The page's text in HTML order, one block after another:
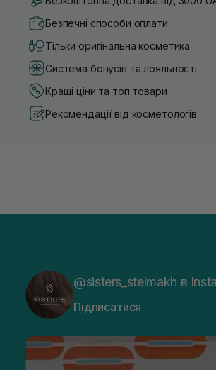
Безпечні способи оплати
Тільки оригінальна косметика
Система бонусів та лояльності
Кращі ціни та топ товари
Рекомендації від косметологів
@sisters_stelmakh в
Підписатися